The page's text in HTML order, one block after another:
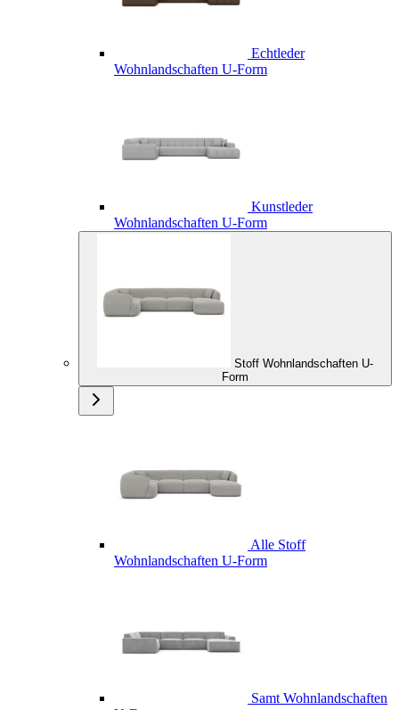
Echtleder
Wohnlandschaften U-Form
Kunstleder
Wohnlandschaften U-Form
Stoff Wohnlandschaften U-
Form
Alle Stoff
Wohnlandschaften U-Form
Samt Wohnlandschaften